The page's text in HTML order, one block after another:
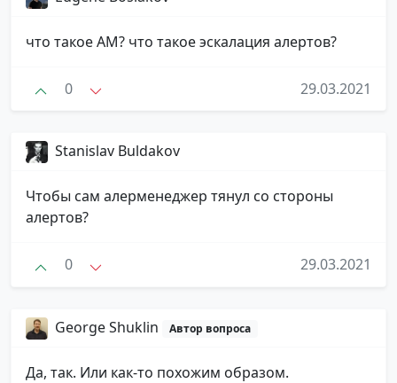
что такое АМ? что такое эскалация алертов?
0 29.03.2021
Stanislav Buldakov
Чтобы сам алерменеджер тянул со стороны
алертов?
0 29.03.2021
George Shuklin Автор вопроса
Да, так. Или как-то похожим образом.